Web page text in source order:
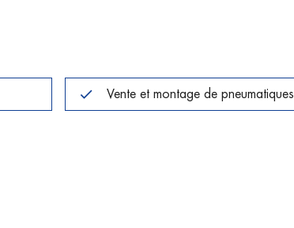
Vente et montage de pneumatiques